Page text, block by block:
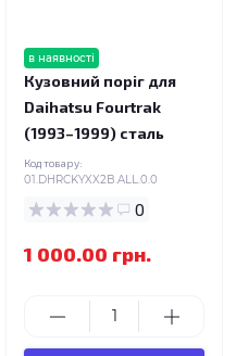
в наявності
Кузовний поріг для
Daihatsu Fourtrak
(1993–1999) сталь
Код товару:
01.DHRCKYXX2B.ALL.0.0
0
1 000.00 грн.